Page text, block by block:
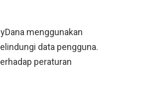
menggunakan
data pengguna.
peraturan